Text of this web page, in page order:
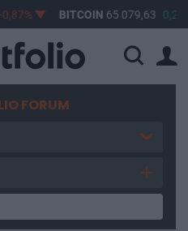
BITCOIN65 079,63 0,26%
FORUM